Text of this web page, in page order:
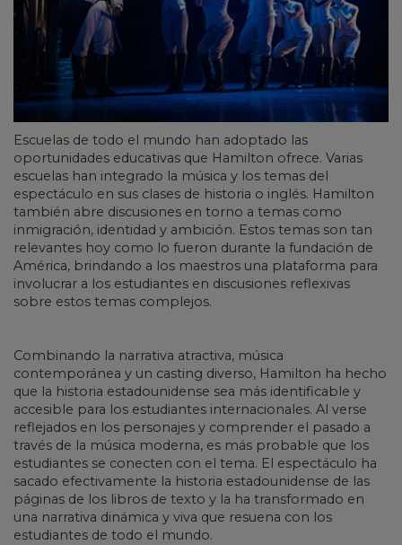
Escuelas de todo el mundo han adoptado las
oportunidades educativas que Hamilton ofrece. Varias
escuelas han integrado la música y los temas del
espectáculo en sus clases de historia o inglés. Hamilton
también abre discusiones en torno a temas como
inmigración, identidad y ambición. Estos temas son tan
relevantes hoy como lo fueron durante la fundación de
América, brindando a los maestros una plataforma para
involucrar a los estudiantes en discusiones reflexivas
sobre estos temas complejos.
Combinando la narrativa atractiva, música
contemporánea y un casting diverso, Hamilton ha hecho
que la historia estadounidense sea más identificable y
accesible para los estudiantes internacionales. Al verse
reflejados en los personajes y comprender el pasado a
través de la música moderna, es más probable que los
estudiantes se conecten con el tema. El espectáculo ha
sacado efectivamente la historia estadounidense de las
páginas de los libros de texto y la ha transformado en
una narrativa dinámica y viva que resuena con los
estudiantes de todo el mundo.